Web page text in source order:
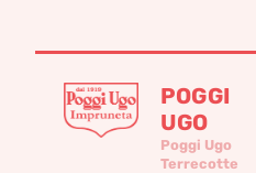
POGGI
UGO
Poggi Ugo
Terrecotte